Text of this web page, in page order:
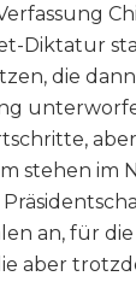
Diktatur
die
stehen im
an, für
aber